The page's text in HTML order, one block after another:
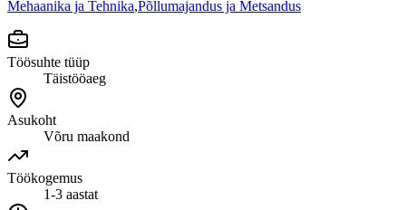
Mehaanika ja Tehnika,Põllumajandus ja Metsandus
Töösuhte tüüp
Täistööaeg
Asukoht
Võru maakond
Töökogemus
1-3 aastat